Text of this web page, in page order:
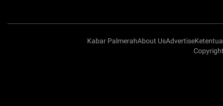
Kabar PalmerahAbout UsAdvertise